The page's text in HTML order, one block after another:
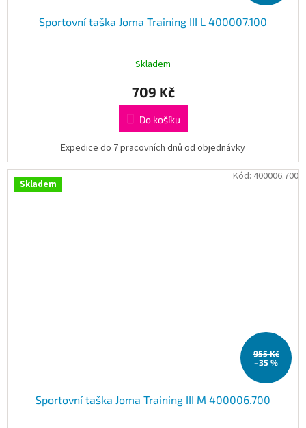
Sportovní taška Joma Training III L 400007.100
Skladem
709 Kč
Do košíku
Expedice do 7 pracovních dnů od objednávky
Skladem
955 Kč
–35 %
Sportovní taška Joma Training III M 400006.700
Kód: 400006.700